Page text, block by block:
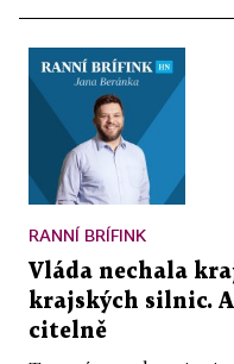
RANNÍ BRÍFINK
Vláda nechala
krajských silnic.
citelně